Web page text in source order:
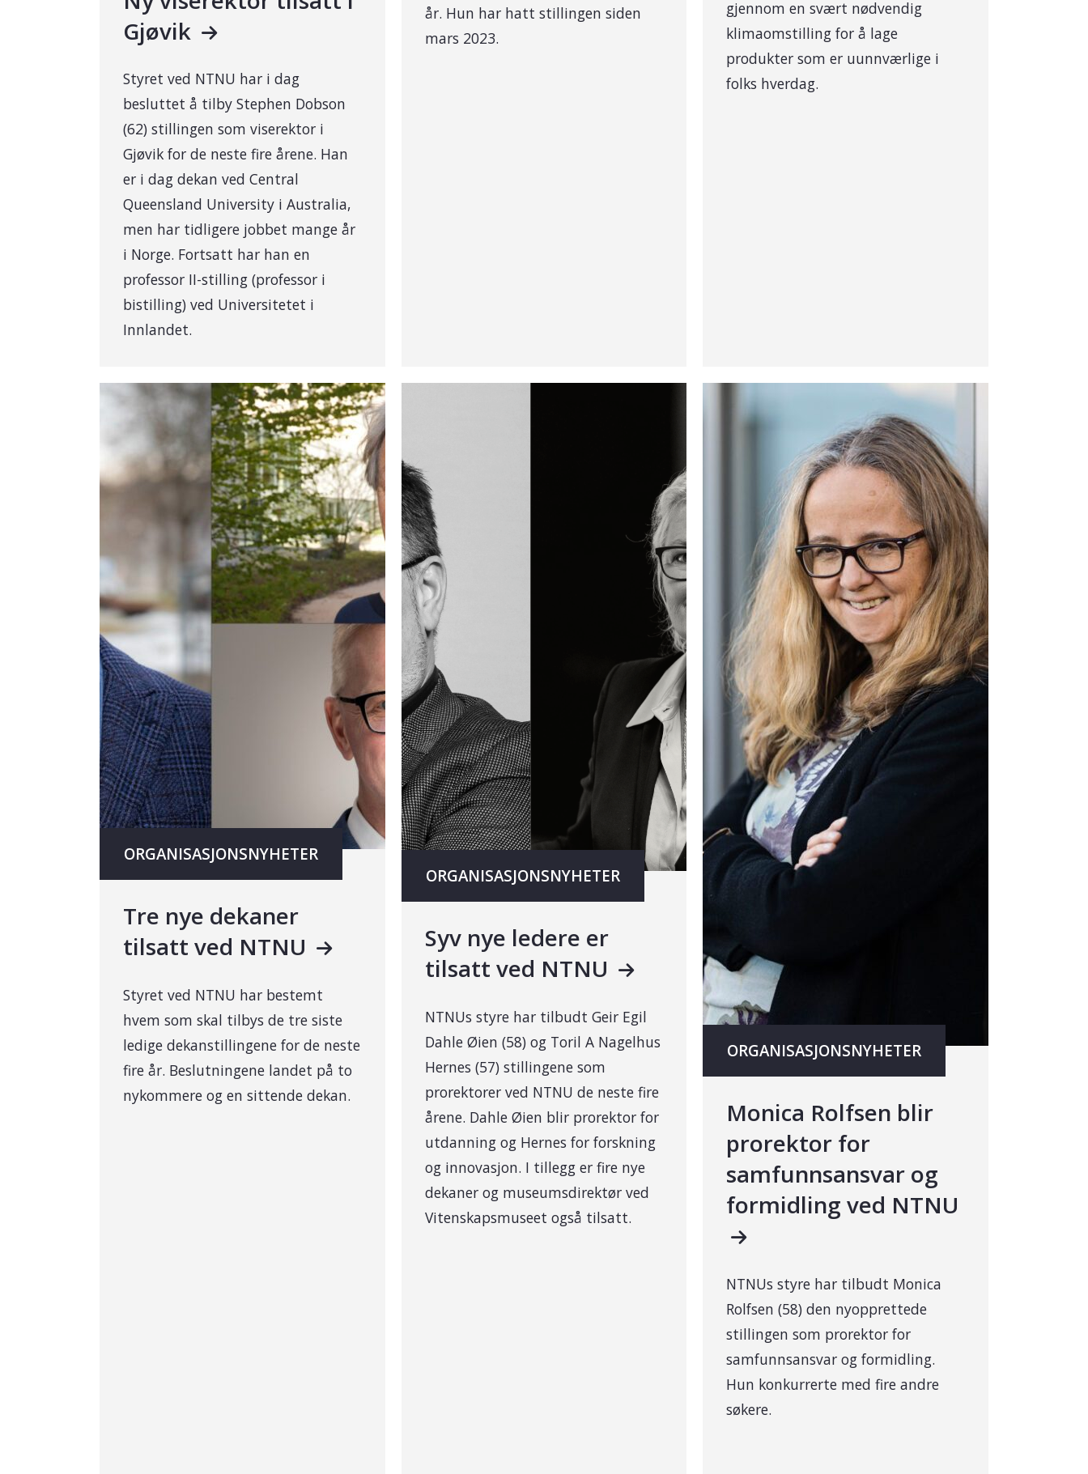
Gjøvik
Styret ved NTNU har i dag
besluttet å tilby Stephen Dobson
(62) stillingen som viserektor i
Gjøvik for de neste fire årene. Han
er i dag dekan ved Central
Queensland University i Australia,
men har tidligere jobbet mange år
i Norge. Fortsatt har han en
professor II-stilling (professor i
bistilling) ved Universitetet i
Innlandet.
år. Hun har hatt stillingen siden
mars 2023.
gjennom en svært nødvendig
klimaomstilling for å lage
produkter som er uunnværlige i
folks hverdag.
ORGANISASJONSNYHETER
Tre nye dekaner
tilsatt ved NTNU
Styret ved NTNU har bestemt
hvem som skal tilbys de tre siste
ledige dekanstillingene for de neste
fire år. Beslutningene landet på to
nykommere og en sittende dekan.
ORGANISASJONSNYHETER
Syv nye ledere er
tilsatt ved NTNU
NTNUs styre har tilbudt Geir Egil
Dahle Øien (58) og Toril A Nagelhus
Hernes (57) stillingene som
prorektorer ved NTNU de neste fire
årene. Dahle Øien blir prorektor for
utdanning og Hernes for forskning
og innovasjon. I tillegg er fire nye
dekaner og museumsdirektør ved
Vitenskapsmuseet også tilsatt.
ORGANISASJONSNYHETER
Monica Rolfsen blir
prorektor for
samfunnsansvar og
formidling ved NTNU
NTNUs styre har tilbudt Monica
Rolfsen (58) den nyopprettede
stillingen som prorektor for
samfunnsansvar og formidling.
Hun konkurrerte med fire andre
søkere.